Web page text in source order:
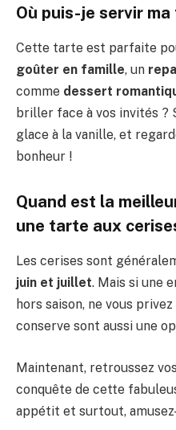
Où puis-je servir
Cette tarte est parfaite
goûter en famille, un
comme dessert
briller face à vos invités ?
glace à la vanille, et
bonheur !
Quand est la
une tarte aux
Les cerises sont
juin et juillet. Mais si une
hors saison, ne vous
conserve sont aussi une
Maintenant, retroussez
conquête de cette
appétit et surtout,